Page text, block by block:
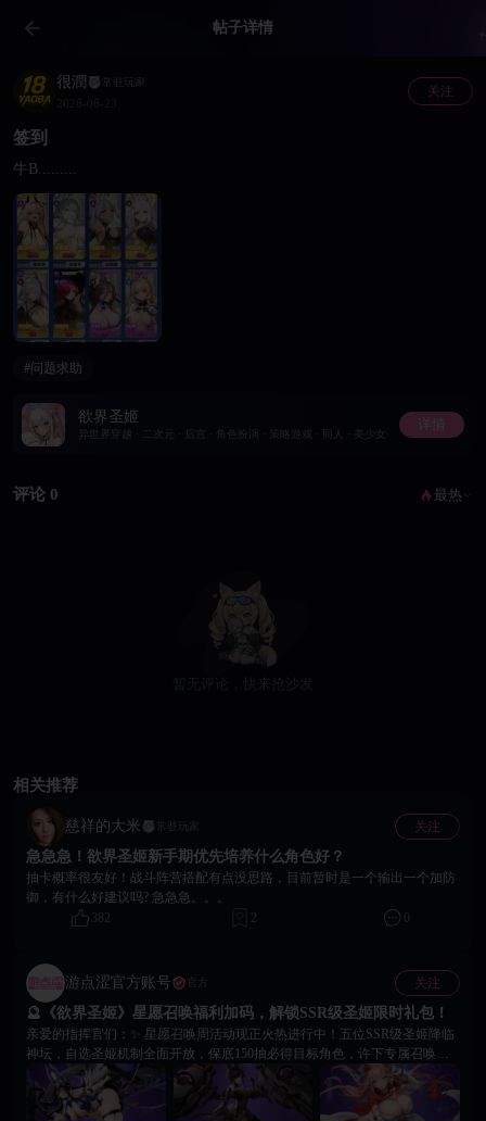
帖子详情
很潤 常驻玩家
关注
签到
牛B.........
#问题求助
欲界圣姬
异世界穿越 · 二次元 · 后宫 · 角色扮演 · 策略游戏 · 同人 · 美少女
详情
评论 0 最热
相关推荐
慈祥的大米 常驻玩家 关注
急急急！欲界圣姬新手期优先培养什么角色好？
抽卡概率很友好！战斗阵营搭配有点没思路，目前暂时是一个输出一个加防
御，有什么好建议吗? 急急急。。。
382
2 0
游点涩官方账号 官方 关注
🔮《欲界圣姬》星愿召唤福利加码，解锁SSR级圣姬限时礼包！
亲爱的指挥官们：✨ 星愿召唤周活动现正火热进行中！五位SSR级圣姬降临
神坛，自选圣姬机制全面开放，保底150抽必得目标角色，许下专属召唤星
愿，唤醒命定神明圣姬！ 🌟【SSR圣姬卡池曝光】 🌕 光辉圣母・玛利亚：
拥有强力群体治愈与减伤能力，为团队提供稳定的防护与恢复。 ⚖️ 神裁女
神・雅典娜：兼具单体爆发与范围攻击，是攻守兼备的全能型战士。 🌑 暗